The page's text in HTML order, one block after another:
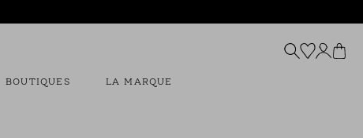
BOUTIQUES LA MARQUE